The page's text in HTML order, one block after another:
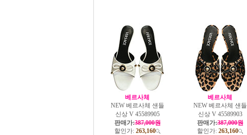
베르사체
NEW 베르사체 샌들
신상 V 45589905
판매가:387,000원
할인가: 263,160
베르사체
NEW 베르사체 샌들
신상 V 45589903
판매가:387,000원
할인가: 263,160